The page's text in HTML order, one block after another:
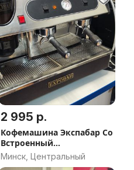
2 995 р.
Кофемашина Экспабар Со
Встроенный
Кофемолкой.
Минск, Центральный